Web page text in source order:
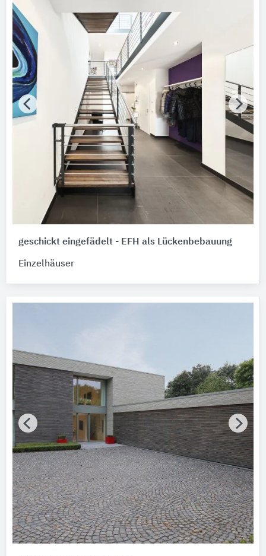
geschickt eingefädelt - EFH als Lückenbebauung
Einzelhäuser